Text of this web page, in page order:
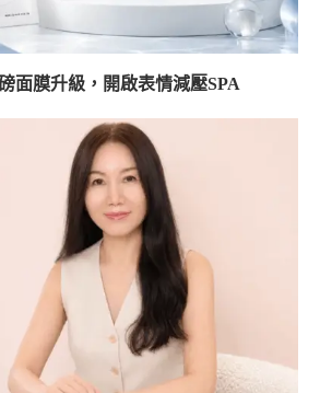
面膜升級，開啟表情減壓SPA